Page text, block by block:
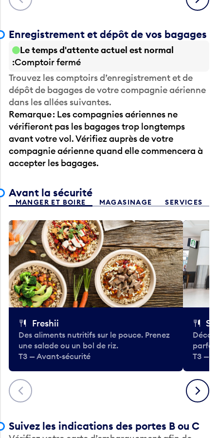
Enregistrement et dépôt de vos bagages
Le temps d'attente actuel est normal
Comptoir fermé
Trouvez les comptoirs d’enregistrement et de
dépôt de bagages de votre compagnie aérienne
dans les allées suivantes.
Remarque : Les compagnies aériennes ne
vérifieront pas les bagages trop longtemps
avant votre vol. Vérifiez auprès de votre
compagnie aérienne quand elle commencera à
accepter les bagages.
Avant la sécurité
MANGER ET BOIRE MAGASINAGE SERVICES
Précédent
Freshii
Des aliments nutritifs sur le pouce. Prenez
une salade ou un bol de riz.
T3 — Avant-sécurité
T3 —
Suivant
Suivez les indications des portes B ou C